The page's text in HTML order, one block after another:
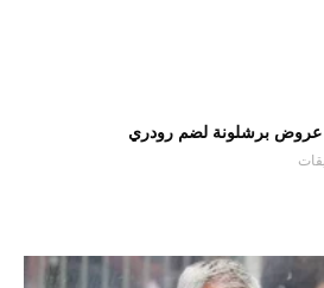
برشلونة لضم رودري